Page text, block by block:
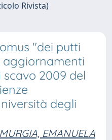
Rivista)
"dei putti
aggiornamenti
2009 del
degli
MURGIA, EMANUELA